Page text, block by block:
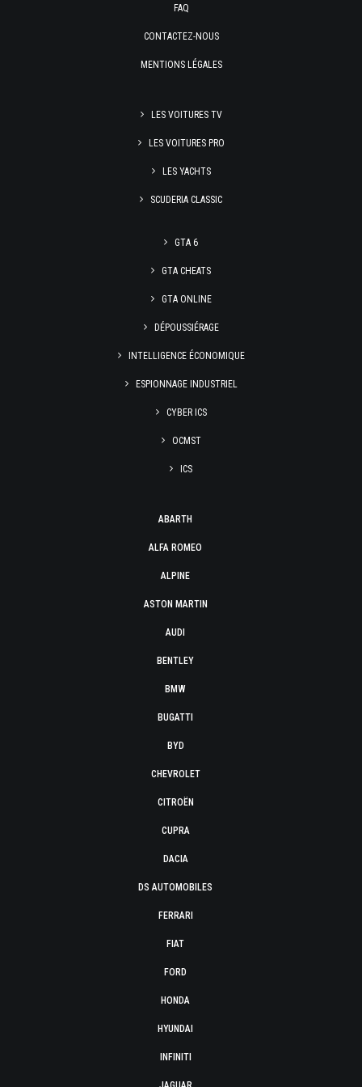
FAQ
CONTACTEZ-NOUS
MENTIONS LÉGALES
LES VOITURES TV
LES VOITURES PRO
LES YACHTS
SCUDERIA CLASSIC
GTA 6
GTA CHEATS
GTA ONLINE
DÉPOUSSIÉRAGE
INTELLIGENCE ÉCONOMIQUE
ESPIONNAGE INDUSTRIEL
CYBER ICS
OCMST
ICS
ABARTH
ALFA ROMEO
ALPINE
ASTON MARTIN
AUDI
BENTLEY
BMW
BUGATTI
BYD
CHEVROLET
CITROËN
CUPRA
DACIA
DS AUTOMOBILES
FERRARI
FIAT
FORD
HONDA
HYUNDAI
INFINITI